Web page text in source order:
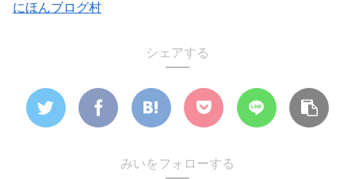
にほんブログ村
シェアする
みいをフォローする